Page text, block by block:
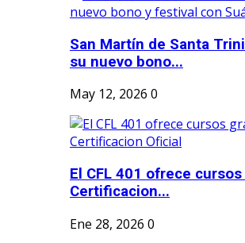
San Martín de Santa
su nuevo bono...
May 12, 2026 0
El CFL 401 ofrece
Certificacion...
Ene 28, 2026 0